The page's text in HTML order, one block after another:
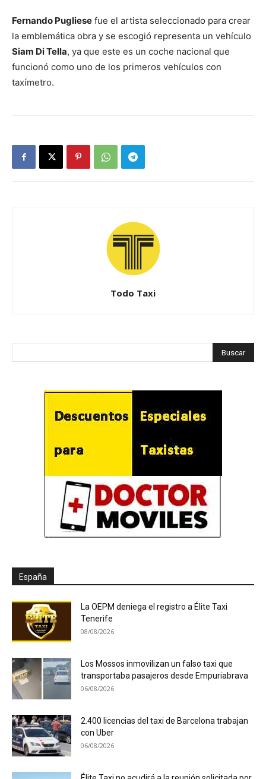
Fernando Pugliese fue el artista seleccionado para crear
la emblemática obra y se escogió representa un vehículo
Siam Di Tella, ya que este es un coche nacional que
funcionó como uno de los primeros vehículos con
taxímetro.
Todo Taxi
España
La OEPM deniega el registro a Élite Taxi
Tenerife
08/08/2026
Los Mossos inmovilizan un falso taxi que
transportaba pasajeros desde Empuriabrava
06/08/2026
2.400 licencias del taxi de Barcelona trabajan
con Uber
06/08/2026